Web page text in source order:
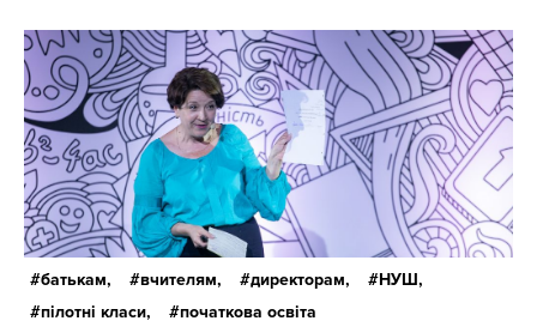
батькам, вчителям, директорам,
НУШ,
пілотні класи,
початкова освіта